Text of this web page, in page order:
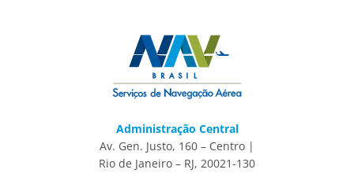
Administração Central
Av. Gen. Justo, 160 – Centro |
Rio de Janeiro – RJ, 20021-130